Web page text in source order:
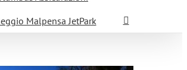
Malpensa JetPark